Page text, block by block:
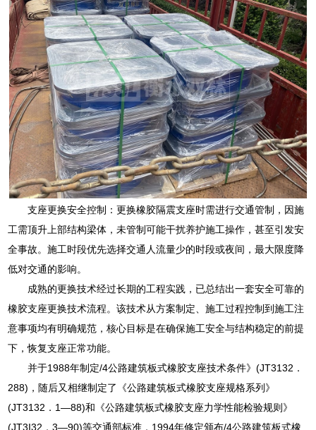
支座更换安全控制：更换橡胶隔震支座时需进行交通管制，因施
工需顶升上部结构梁体，未管制可能干扰养护施工操作，甚至引发安
全事故。施工时段优先选择交通人流量少的时段或夜间，最大限度降
低对交通的影响。
成熟的更换技术经过长期的工程实践，已总结出一套安全可靠的
橡胶支座更换技术流程。该技术从方案制定、施工过程控制到施工注
意事项均有明确规范，核心目标是在确保施工安全与结构稳定的前提
下，恢复支座正常功能。
并于1988年制定/4公路建筑板式橡胶支座技术条件》(JT3132．
288)，随后又相继制定了《公路建筑板式橡胶支座规格系列》
(JT3132．1—88)和《公路建筑板式橡胶支座力学性能检验规则》
(JT3I32．3—90)等交通部标准．1994年修定颁布/4公路建筑板式橡